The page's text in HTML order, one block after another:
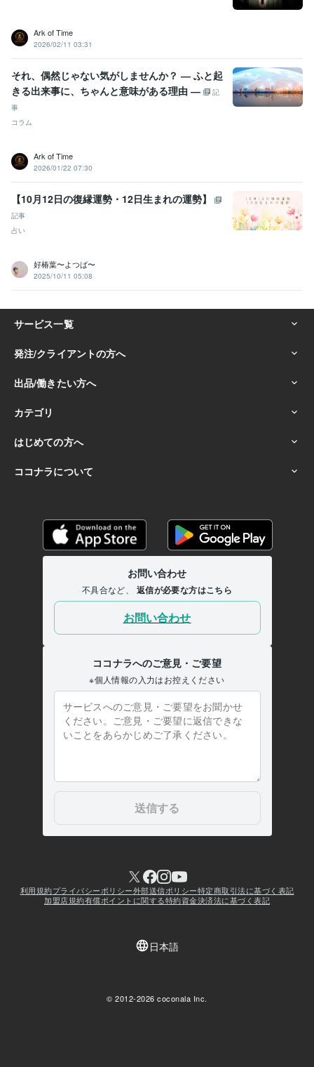
Ark of Time
2026/02/11 03:31
それ、偶然じゃない気がしませんか？ ― ふと起
きる出来事に、ちゃんと意味がある理由 ―
記
事
コラム
Ark of Time
2026/01/22 07:30
【10月12日の復縁運勢・12日生まれの運勢】
記事
占い
好椿葉〜よつば〜
2025/10/11 05:08